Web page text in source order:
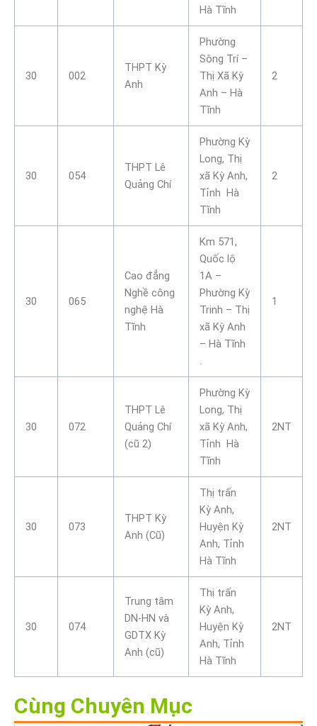
Hà Tĩnh
30 002
THPT Kỳ
Anh
Phường
Sông Trí –
Thị Xã Kỳ
Anh – Hà
Tĩnh
2
30 054
THPT Lê
Quảng Chí
Phường Kỳ
Long, Thị
xã Kỳ Anh,
Tỉnh Hà
Tĩnh
2
30 065
Cao đẳng
Nghề công
nghệ Hà
Tĩnh
Km 571,
Quốc lộ
1A –
Phường Kỳ
Trinh – Thị
xã Kỳ Anh
– Hà Tĩnh
1
30 072
THPT Lê
Quảng Chí
(cũ 2)
Phường Kỳ
Long, Thị
xã Kỳ Anh,
Tỉnh Hà
Tĩnh
2NT
30 073
THPT Kỳ
Anh (Cũ)
Thị trấn
Kỳ Anh,
Huyện Kỳ
Anh, Tỉnh
Hà Tĩnh
2NT
30 074
Trung tâm
DN-HN và
GDTX Kỳ
Anh (cũ)
Thị trấn
Kỳ Anh,
Huyện Kỳ
Anh, Tỉnh
Hà Tĩnh
2NT
Cùng Chuyên Mục